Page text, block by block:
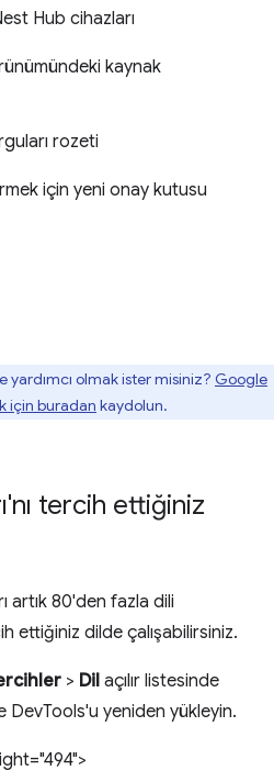
Hub cihazları
kaynak
rozeti
için yeni onay kutusu
yardımcı olmak ister misiniz? Google
için buradan kaydolun.
tercih ettiğiniz
artık 80'den fazla dili
ettiğiniz dilde çalışabilirsiniz.
> Dil açılır listesinde
DevTools'u yeniden yükleyin.